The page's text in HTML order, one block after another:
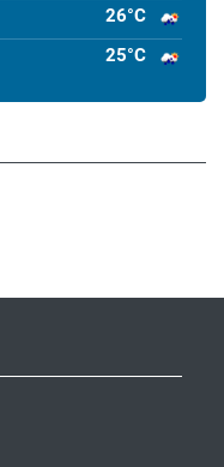
26°C
25°C